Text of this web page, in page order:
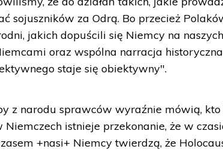
sojuszników za Odrą. Bo przecież
jakich dopuścili się Niemcy na
oraz wspólna narracja
staje się obiektywny".
z narodu sprawców wyraźnie mówią,
Niemczech istnieje przekonanie, że w
+nasi+ Niemcy twierdzą, że